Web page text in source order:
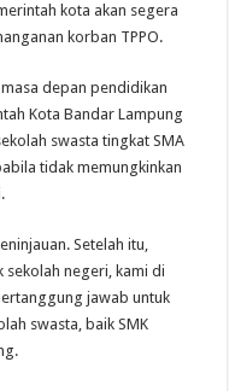
kota akan segera
korban TPPO.
depan pendidikan
Kota Bandar Lampung
swasta tingkat SMA
tidak memungkinkan
Setelah itu,
sekolah negeri, kami di
jawab untuk
swasta, baik SMK